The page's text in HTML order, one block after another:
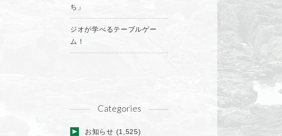
ち」
ジオが学べるテーブルゲー
ム！
Categories
お知らせ (1,525)